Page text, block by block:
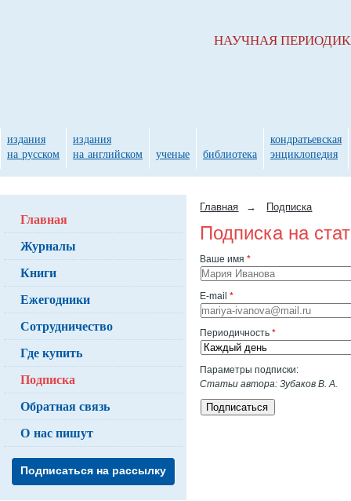
Главная → Подписка
Подписка на
Ваше имя*
E-mail*
Периодичность*
Параметры подписки:
Статьи автора: Зубаков В. А.
Подписаться
Главная
Журналы
Книги
Ежегодники
Сотрудничество
Где купить
Подписка
Обратная связь
О нас пишут
Подписаться на рассылку
НАУЧНАЯ
издания
на русском
издания
на английском
ученые библиотека
кондратьевская
энциклопедия